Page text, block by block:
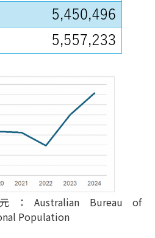
Australian Bureau of
Population